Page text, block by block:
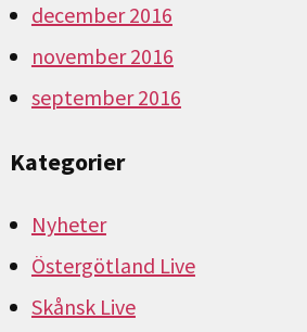
december 2016
november 2016
september 2016
Kategorier
Nyheter
Östergötland Live
Skånsk Live